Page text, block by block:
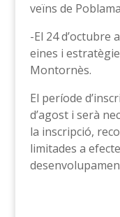
veïns de
-El 24 d’octubre
eines i
Montornès.
El període
d’agost i serà
la inscripció,
limitades a